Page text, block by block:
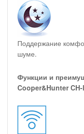
Поддержание
шуме.
Функции и
Cooper&Hunter CH-